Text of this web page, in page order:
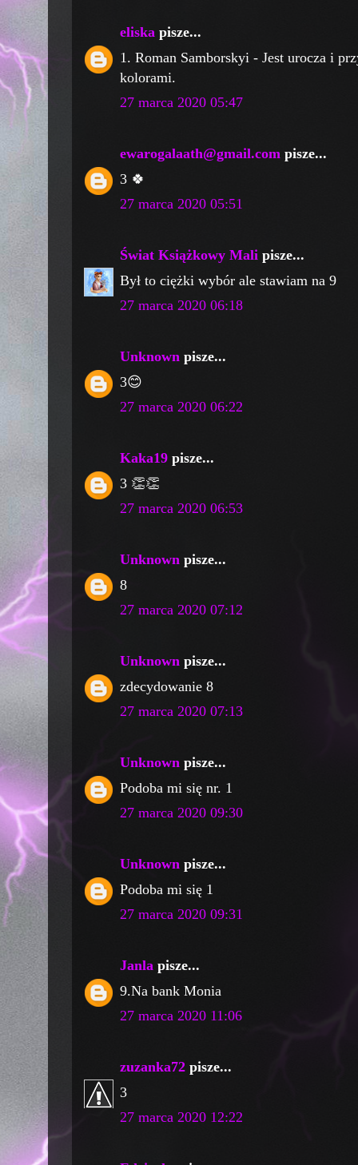
eliska pisze...
1. Roman Samborskyi - Jest urocza i
kolorami.
27 marca 2020 05:47
ewarogalaath@gmail.com pisze...
3 🍀
27 marca 2020 05:51
Świat Książkowy Mali pisze...
Był to ciężki wybór ale stawiam na 9
27 marca 2020 06:18
Unknown pisze...
3😊
27 marca 2020 06:22
Kaka19 pisze...
3 👏👏
27 marca 2020 06:53
Unknown pisze...
8
27 marca 2020 07:12
Unknown pisze...
zdecydowanie 8
27 marca 2020 07:13
Unknown pisze...
Podoba mi się nr. 1
27 marca 2020 09:30
Unknown pisze...
Podoba mi się 1
27 marca 2020 09:31
Janla pisze...
9.Na bank Monia
27 marca 2020 11:06
zuzanka72 pisze...
3
27 marca 2020 12:22